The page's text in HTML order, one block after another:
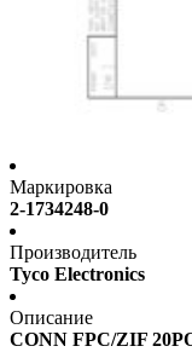
Маркировка
2-1734248-0
Производитель
Tyco Electronics
Описание
CONN FPC/ZIF